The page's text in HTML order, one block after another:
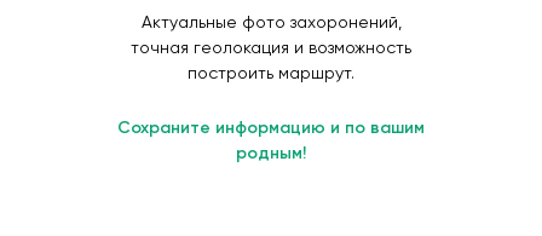
Актуальные фото захоронений,
точная геолокация и возможность
построить маршрут.
Сохраните информацию и по вашим
родным!